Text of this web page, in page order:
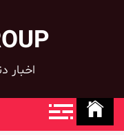
اخبار